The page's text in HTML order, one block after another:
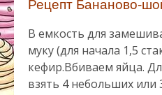
Рецепт Бананово-
В емкость для
муку (для начала 1,5
кефир.Вбиваем яйца.
взять 4 небольших или